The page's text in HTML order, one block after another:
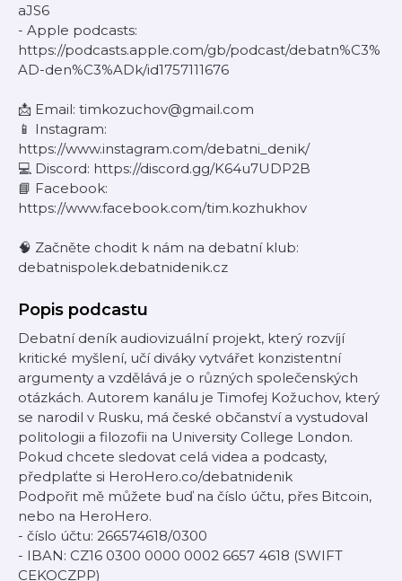
aJS6
- Apple podcasts:
https://podcasts.apple.com/gb/podcast/debatn%C3%
AD-den%C3%ADk/id1757111676
📩 Email: timkozuchov@gmail.com
📱 Instagram:
https://www.instagram.com/debatni_denik/
💻 Discord: https://discord.gg/K64u7UDP2B
📘 Facebook:
https://www.facebook.com/tim.kozhukhov
🧠 Začněte chodit k nám na debatní klub:
debatnispolek.debatnidenik.cz
Popis podcastu
Debatní deník audiovizuální projekt, který rozvíjí
kritické myšlení, učí diváky vytvářet konzistentní
argumenty a vzdělává je o různých společenských
otázkách. Autorem kanálu je Timofej Kožuchov, který
se narodil v Rusku, má české občanství a vystudoval
politologii a filozofii na University College London.
Pokud chcete sledovat celá videa a podcasty,
předplaťte si HeroHero.co/debatnidenik
Podpořit mě můžete buď na číslo účtu, přes Bitcoin,
nebo na HeroHero.
- číslo účtu: 266574618/0300
- IBAN: CZ16 0300 0000 0002 6657 4618 (SWIFT
CEKOCZPP)